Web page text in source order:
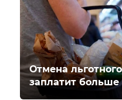
Отмена
заплатит больше